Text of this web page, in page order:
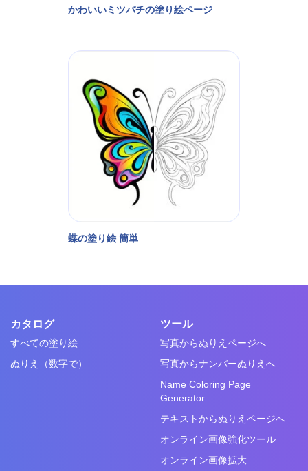
かわいいミツバチの塗り絵ページ
蝶の塗り絵 簡単
カタログ
すべての塗り絵
ぬりえ（数字で）
ツール
写真からぬりえページへ
写真からナンバーぬりえへ
Name Coloring Page
Generator
テキストからぬりえページへ
オンライン画像強化ツール
オンライン画像拡大